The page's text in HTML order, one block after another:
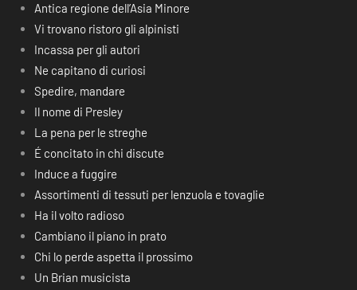
Antica regione dell’Asia Minore
Vi trovano ristoro gli alpinisti
Incassa per gli autori
Ne capitano di curiosi
Spedire, mandare
Il nome di Presley
La pena per le streghe
É concitato in chi discute
Induce a fuggire
Assortimenti di tessuti per lenzuola e tovaglie
Ha il volto radioso
Cambiano il piano in prato
Chi lo perde aspetta il prossimo
Un Brian musicista